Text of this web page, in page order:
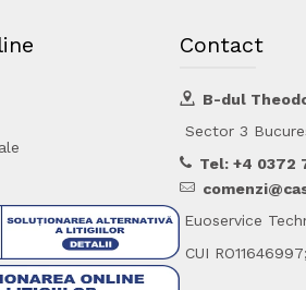
Contact
B-dul
Sector 3
Tel: +4 0372
Euoservice
CUI